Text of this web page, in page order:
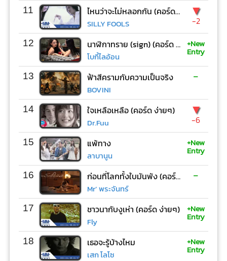
11 ไหนว่าจะไม่หลอกกัน (คอร์ด ง่ายๆ)
SILLY FOOLS
▼
-2
12 นาฬิกาทราย (sign) (คอร์ด ง่ายๆ)
โบกี้ไลอ้อน
+New
Entry
13 ฟ้าสีครามกับความเป็นจริง
BOVINI
-
14 ใจเหลือเหลือ (คอร์ด ง่ายๆ)
Dr.Fuu
▼
-6
15 แพ้ทาง
ลาบานูน
+New
Entry
16 ก่อนที่โลกทั้งใบมันพัง (คอร์ด ง่ายๆ)
Mr’ พระจันทร์
-
17 ชาวนากับงูเห่า (คอร์ด ง่ายๆ)
Fly
+New
Entry
18 เธอจะรู้บ้างไหม
เสก โลโซ
+New
Entry